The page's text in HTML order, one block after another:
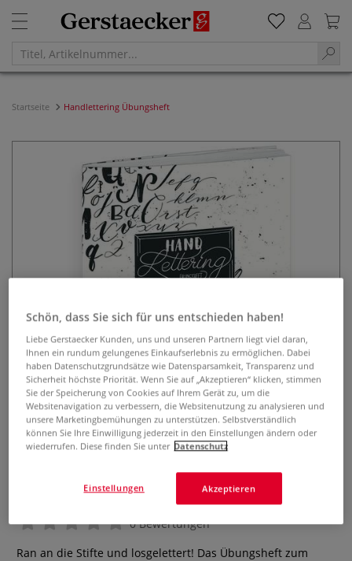
Startseite Handlettering Übungsheft
Handlettering Übungsheft
0 Bewertungen
Ran an die Stifte und losgelettert! Das Übungsheft zum
Schön, dass Sie sich für uns entschieden haben!
Liebe Gerstaecker Kunden, uns und unseren Partnern liegt viel daran,
Ihnen ein rundum gelungenes Einkaufserlebnis zu ermöglichen. Dabei
haben Datenschutzgrundsätze wie Datensparsamkeit, Transparenz und
Sicherheit höchste Priorität. Wenn Sie auf „Akzeptieren“ klicken, stimmen
Sie der Speicherung von Cookies auf Ihrem Gerät zu, um die
Websitenavigation zu verbessern, die Websitenutzung zu analysieren und
unsere Marketingbemühungen zu unterstützen. Selbstverständlich
können Sie Ihre Einwilligung jederzeit in den Einstellungen ändern oder
wiederrufen. Diese finden Sie unter Datenschutz
Akzeptieren
Einstellungen